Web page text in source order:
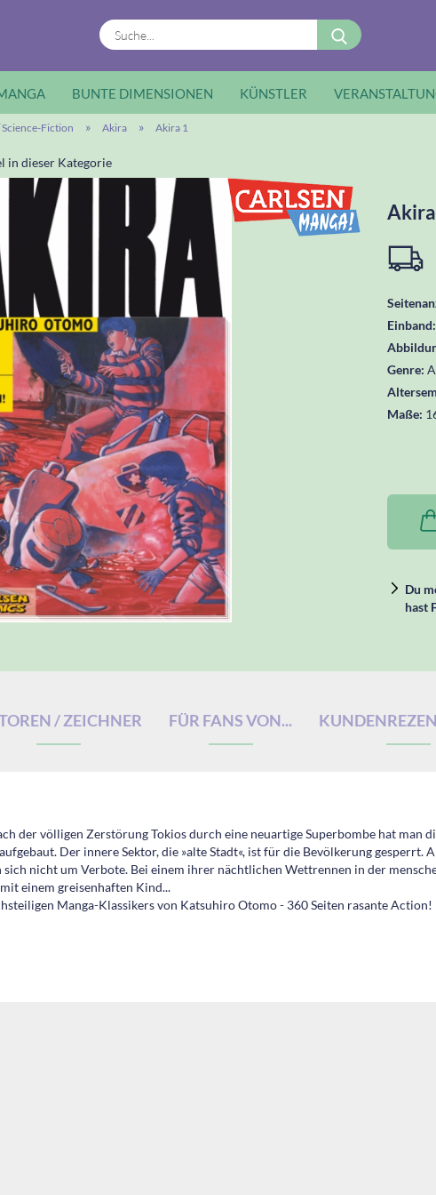
Suche...
BUNTE DIMENSIONEN KÜNSTLER
Science-Fiction » Akira » Akira 1
in dieser Kategorie
Einband:
Genre:
Maße:
Du
hast
/ ZEICHNER FÜR FANS VON...
der völligen Zerstörung Tokios durch eine neuartige Superbombe hat man
Der innere Sektor, die »alte Stadt«, ist für die Bevölkerung gesperrt.
nicht um Verbote. Bei einem ihrer nächtlichen Wettrennen in der
einem greisenhaften Kind...
Manga-Klassikers von Katsuhiro Otomo - 360 Seiten rasante Action!